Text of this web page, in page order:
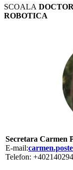
SCOALA
ROBOTICA
Secretara Carmen
E-mail:
Telefon: